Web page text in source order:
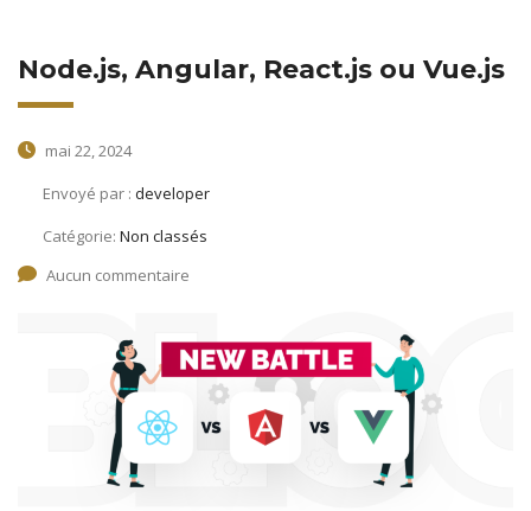
Node.js, Angular, React.js ou Vue.js
mai 22, 2024
Envoyé par : developer
Catégorie: Non classés
Aucun commentaire